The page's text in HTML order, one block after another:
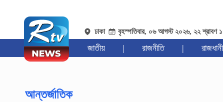
ঢাকা বৃহস্পতিবার, ০৬ আগস্ট ২০২৬, ২২ শ্রাবণ
জাতীয় | রাজনীতি | রাজধানী
আন্তর্জাতিক